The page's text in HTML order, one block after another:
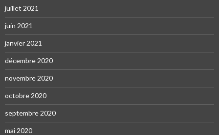
juillet 2021
juin 2021
janvier 2021
décembre 2020
novembre 2020
octobre 2020
septembre 2020
mai 2020